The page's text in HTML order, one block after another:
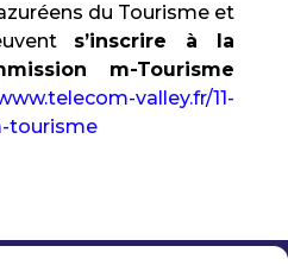
du Tourisme et
s’inscrire à la
m-Tourisme
valley.fr/11-
tourisme